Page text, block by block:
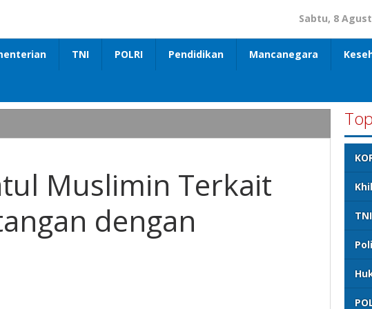
Sabtu, 8
TNI POLRI Pendidikan Mancanegara
Muslimin Terkait
dengan
TNI